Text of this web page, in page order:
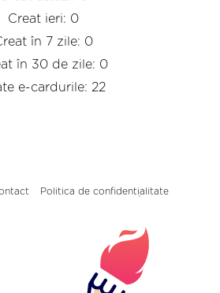
Creat ieri: 0
în 7 zile: 0
în 30 de zile: 0
e-cardurile: 22
Politica de confidențialitate